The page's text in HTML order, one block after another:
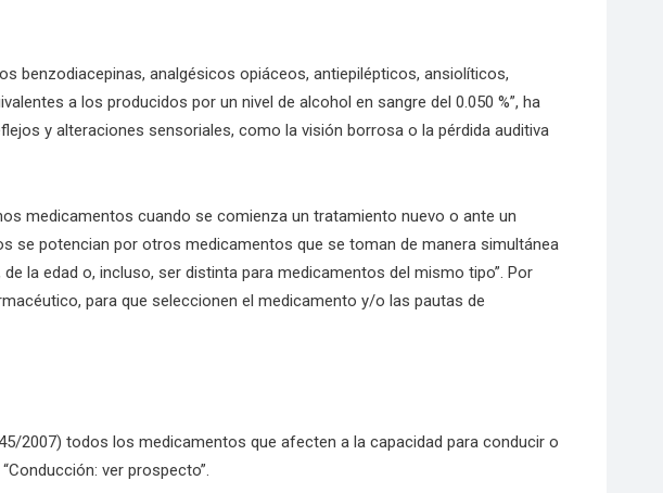
benzodiacepinas, analgésicos opiáceos, antiepilépticos, ansiolíticos,
a los producidos por un nivel de alcohol en sangre del 0.050 %”, ha
y alteraciones sensoriales, como la visión borrosa o la pérdida auditiva
medicamentos cuando se comienza un tratamiento nuevo o ante un
se potencian por otros medicamentos que se toman de manera simultánea
la edad o, incluso, ser distinta para medicamentos del mismo tipo”. Por
para que seleccionen el medicamento y/o las pautas de
2007) todos los medicamentos que afecten a la capacidad para conducir o
ver prospecto”.